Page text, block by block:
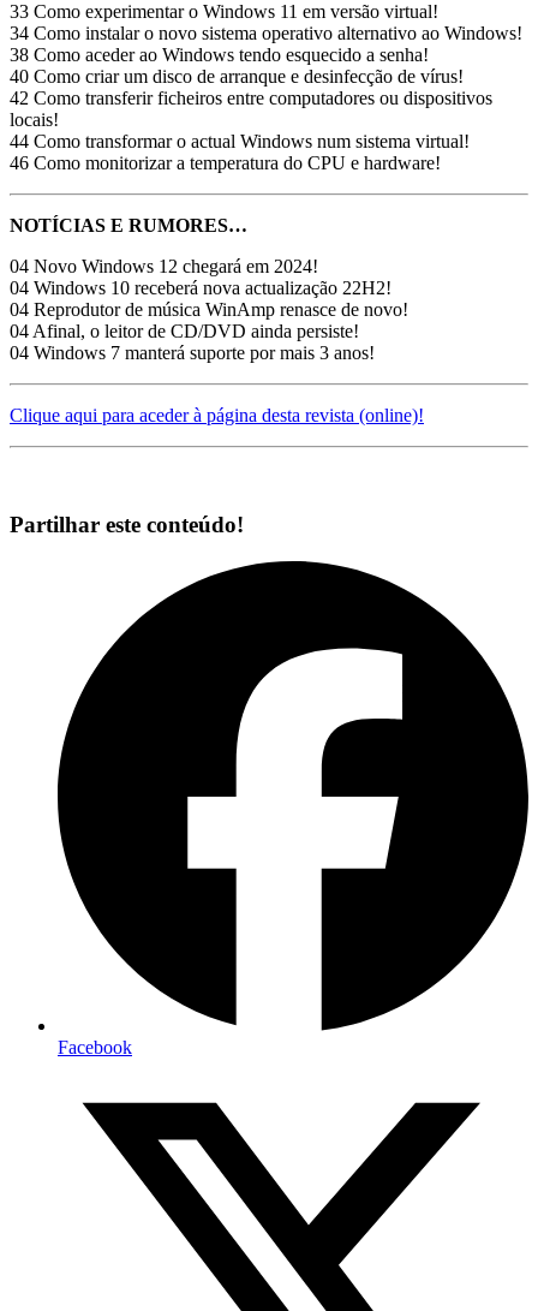
33 Como experimentar o Windows 11 em versão virtual!
34 Como instalar o novo sistema operativo alternativo ao Windows!
38 Como aceder ao Windows tendo esquecido a senha!
40 Como criar um disco de arranque e desinfecção de vírus!
42 Como transferir ficheiros entre computadores ou dispositivos
locais!
44 Como transformar o actual Windows num sistema virtual!
46 Como monitorizar a temperatura do CPU e hardware!
NOTÍCIAS E RUMORES…
04 Novo Windows 12 chegará em 2024!
04 Windows 10 receberá nova actualização 22H2!
04 Reprodutor de música WinAmp renasce de novo!
04 Afinal, o leitor de CD/DVD ainda persiste!
04 Windows 7 manterá suporte por mais 3 anos!
Clique aqui para aceder à página desta revista (online)!
Partilhar este conteúdo!
Facebook